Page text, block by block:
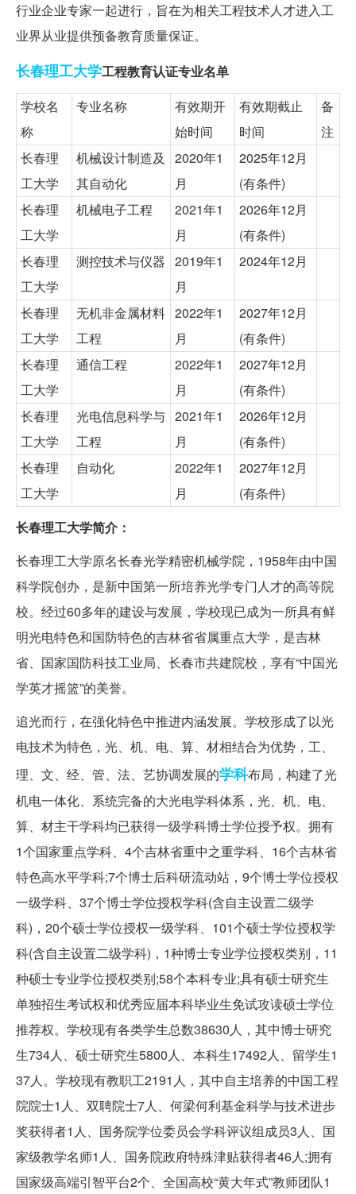
行业企业专家一起进行，旨在为相关工程技术人才进入工
业界从业提供预备教育质量保证。
长春理工大学工程教育认证专业名单
学校名
称
专业名称
有效期开
始时间
有效期截止
时间
备
注
长春理
工大学
机械设计制造及
其自动化
2020年1
月
2025年12月
(有条件)
长春理
工大学
机械电子工程
2021年1
月
2026年12月
(有条件)
长春理
工大学
测控技术与仪器 2019年1
月
2024年12月
长春理
工大学
无机非金属材料
工程
2022年1
月
2027年12月
(有条件)
长春理
工大学
通信工程
2022年1
月
2027年12月
(有条件)
长春理
工大学
光电信息科学与
工程
2021年1
月
2026年12月
(有条件)
长春理
工大学
自动化
2022年1
月
2027年12月
(有条件)
长春理工大学简介：
长春理工大学原名长春光学精密机械学院，1958年由中国
科学院创办，是新中国第一所培养光学专门人才的高等院
校。经过60多年的建设与发展，学校现已成为一所具有鲜
明光电特色和国防特色的吉林省省属重点大学，是吉林
省、国家国防科技工业局、长春市共建院校，享有“中国光
学英才摇篮”的美誉。
追光而行，在强化特色中推进内涵发展。学校形成了以光
电技术为特色，光、机、电、算、材相结合为优势，工、
理、文、经、管、法、艺协调发展的学科布局，构建了光
机电一体化、系统完备的大光电学科体系，光、机、电、
算、材主干学科均已获得一级学科博士学位授予权。拥有
1个国家重点学科、4个吉林省重中之重学科、16个吉林省
特色高水平学科;7个博士后科研流动站，9个博士学位授权
一级学科、37个博士学位授权学科(含自主设置二级学
科)，20个硕士学位授权一级学科、101个硕士学位授权学
科(含自主设置二级学科)，1种博士专业学位授权类别，11
种硕士专业学位授权类别;58个本科专业;具有硕士研究生
单独招生考试权和优秀应届本科毕业生免试攻读硕士学位
推荐权。学校现有各类学生总数38630人，其中博士研究
生734人、硕士研究生5800人、本科生17492人、留学生1
37人。学校现有教职工2191人，其中自主培养的中国工程
院院士1人、双聘院士7人、何梁何利基金科学与技术进步
奖获得者1人、国务院学位委员会学科评议组成员3人、国
家级教学名师1人、国务院政府特殊津贴获得者46人;拥有
国家级高端引智平台2个、全国高校“黄大年式”教师团队1